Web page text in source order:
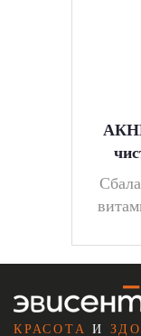
КРАСОТА И